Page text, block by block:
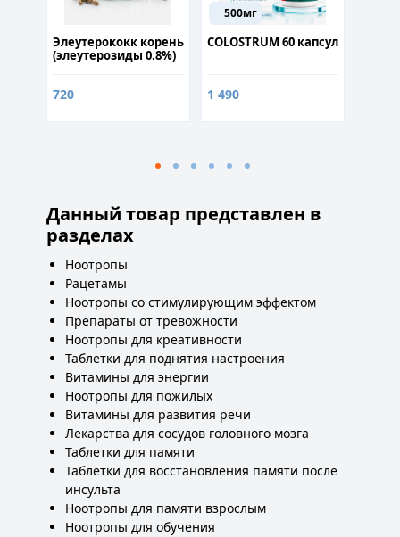
Элеутерококк корень
(элеутерозиды 0.8%)
720
500мг
COLOSTRUM 60 капсул
1 490
Данный товар представлен в
разделах
Ноотропы
Рацетамы
Ноотропы со стимулирующим эффектом
Препараты от тревожности
Ноотропы для креативности
Таблетки для поднятия настроения
Витамины для энергии
Ноотропы для пожилых
Витамины для развития речи
Лекарства для сосудов головного мозга
Таблетки для памяти
Таблетки для восстановления памяти после
инсульта
Ноотропы для памяти взрослым
Ноотропы для обучения